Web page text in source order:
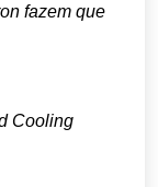
fazem que
Cooling